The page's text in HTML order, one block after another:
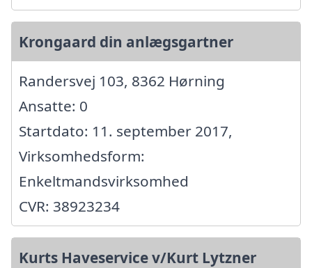
Krongaard din anlægsgartner
Randersvej 103, 8362 Hørning
Ansatte: 0
Startdato: 11. september 2017,
Virksomhedsform:
Enkeltmandsvirksomhed
CVR: 38923234
Kurts Haveservice v/Kurt Lytzner